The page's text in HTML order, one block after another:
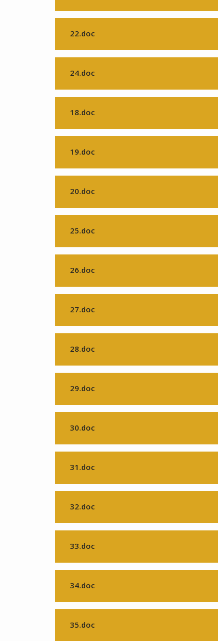
22.doc
24.doc
18.doc
19.doc
20.doc
25.doc
26.doc
27.doc
28.doc
29.doc
30.doc
31.doc
32.doc
33.doc
34.doc
35.doc